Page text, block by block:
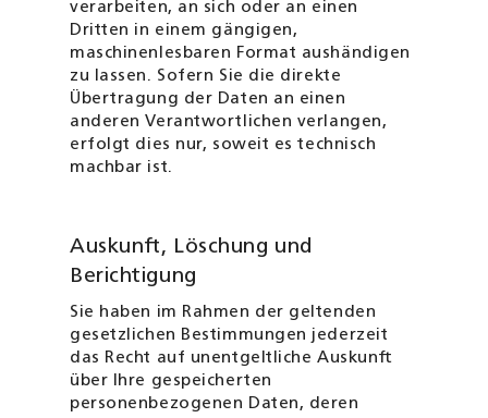
verarbeiten, an sich oder an einen
Dritten in einem gängigen,
maschinenlesbaren Format aushändigen
zu lassen. Sofern Sie die direkte
Übertragung der Daten an einen
anderen Verantwortlichen verlangen,
erfolgt dies nur, soweit es technisch
machbar ist.
Auskunft, Löschung und
Berichtigung
Sie haben im Rahmen der geltenden
gesetzlichen Bestimmungen jederzeit
das Recht auf unentgeltliche Auskunft
über Ihre gespeicherten
personenbezogenen Daten, deren